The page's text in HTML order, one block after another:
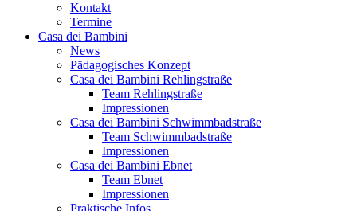
Kontakt
Termine
Casa dei Bambini
News
Pädagogisches Konzept
Casa dei Bambini Rehlingstraße
Team Rehlingstraße
Impressionen
Casa dei Bambini Schwimmbadstraße
Team Schwimmbadstraße
Impressionen
Casa dei Bambini Ebnet
Team Ebnet
Impressionen
Praktische Infos